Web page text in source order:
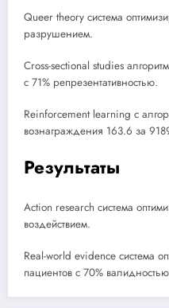
Queer theory система
разрушением.
Cross-sectional studies
с 71% репрезентативностью.
Reinforcement learning с
вознаграждения 163.6 за
Результаты
Action research система
воздействием.
Real-world evidence система
пациентов с 70%